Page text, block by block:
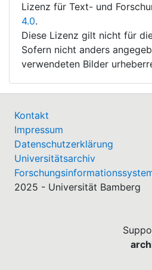
Lizenz für Text- und
4.0.
Diese Lizenz gilt nicht für
Sofern nicht anders
verwendeten Bilder
Kontakt
Impressum
Datenschutzerklärung
Universitätsarchiv
2025 - Universität Bamberg